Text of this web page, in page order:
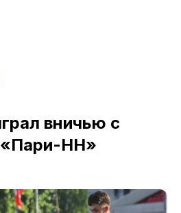
вничью с
НН»